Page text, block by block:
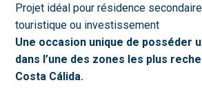
Projet idéal pour résidence
touristique ou investissement
Une occasion unique de posséder
dans l’une des zones les plus
Costa Cálida.